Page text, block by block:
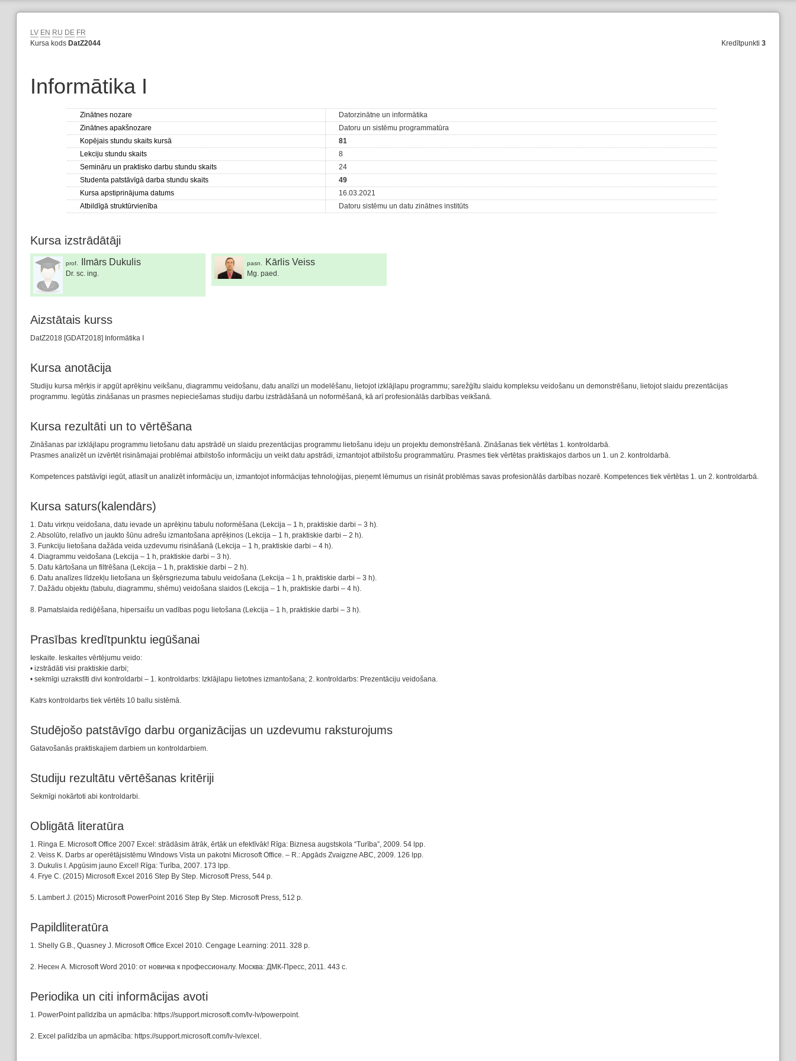
LV EN RU DE FR
Kursa kods DatZ2044 Kredītpunkti3
Informātika I
Zinātnes nozare
Datorzinātne un informātika
Zinātnes apakšnozare
Datoru un sistēmu programmatūra
Kopējais stundu skaits kursā
81
Lekciju stundu skaits
8
Semināru un praktisko darbu stundu skaits
24
Studenta patstāvīgā darba stundu skaits
49
Kursa apstiprinājuma datums
16.03.2021
Atbildīgā struktūrvienība
Datoru sistēmu un datu zinātnes institūts
Kursa izstrādātāji
prof. Ilmārs Dukulis
Dr. sc. ing.
pasn. Kārlis Veiss
Mg. paed.
Aizstātais kurss
DatZ2018 [GDAT2018] Informātika I
Kursa anotācija
Studiju kursa mērķis ir apgūt aprēķinu veikšanu, diagrammu veidošanu, datu analīzi un modelēšanu, lietojot izklājlapu programmu; sarežģītu slaidu kompleksu veidošanu un demonstrēšanu, lietojot slaidu prezentācijas
programmu. Iegūtās zināšanas un prasmes nepieciešamas studiju darbu izstrādāšanā un noformēšanā, kā arī profesionālās darbības veikšanā.
Kursa rezultāti un to vērtēšana
Zināšanas par izklājlapu programmu lietošanu datu apstrādē un slaidu prezentācijas programmu lietošanu ideju un projektu demonstrēšanā. Zināšanas tiek vērtētas 1. kontroldarbā.
Prasmes analizēt un izvērtēt risināmajai problēmai atbilstošo informāciju un veikt datu apstrādi, izmantojot atbilstošu programmatūru. Prasmes tiek vērtētas praktiskajos darbos un 1. un 2. kontroldarbā.
Kompetences patstāvīgi iegūt, atlasīt un analizēt informāciju un, izmantojot informācijas tehnoloģijas, pieņemt lēmumus un risināt problēmas savas profesionālās darbības nozarē. Kompetences tiek vērtētas 1. un 2. kontroldarbā.
Kursa saturs(kalendārs)
1. Datu virkņu veidošana, datu ievade un aprēķinu tabulu noformēšana (Lekcija – 1 h, praktiskie darbi – 3 h).
2. Absolūto, relatīvo un jaukto šūnu adrešu izmantošana aprēķinos (Lekcija – 1 h, praktiskie darbi – 2 h).
3. Funkciju lietošana dažāda veida uzdevumu risināšanā (Lekcija – 1 h, praktiskie darbi – 4 h).
4. Diagrammu veidošana (Lekcija – 1 h, praktiskie darbi – 3 h).
5. Datu kārtošana un filtrēšana (Lekcija – 1 h, praktiskie darbi – 2 h).
6. Datu analīzes līdzekļu lietošana un šķērsgriezuma tabulu veidošana (Lekcija – 1 h, praktiskie darbi – 3 h).
7. Dažādu objektu (tabulu, diagrammu, shēmu) veidošana slaidos (Lekcija – 1 h, praktiskie darbi – 4 h).
8. Pamatslaida rediģēšana, hipersaišu un vadības pogu lietošana (Lekcija – 1 h, praktiskie darbi – 3 h).
Prasības kredītpunktu iegūšanai
Ieskaite. Ieskaites vērtējumu veido:
• izstrādāti visi praktiskie darbi;
• sekmīgi uzrakstīti divi kontroldarbi – 1. kontroldarbs: Izklājlapu lietotnes izmantošana; 2. kontroldarbs: Prezentāciju veidošana.
Katrs kontroldarbs tiek vērtēts 10 ballu sistēmā.
Studējošo patstāvīgo darbu organizācijas un uzdevumu raksturojums
Gatavošanās praktiskajiem darbiem un kontroldarbiem.
Studiju rezultātu vērtēšanas kritēriji
Sekmīgi nokārtoti abi kontroldarbi.
Obligātā literatūra
1. Ringa E. Microsoft Office 2007 Excel: strādāsim ātrāk, ērtāk un efektīvāk! Rīga: Biznesa augstskola “Turība”, 2009. 54 lpp.
2. Veiss K. Darbs ar operētājsistēmu Windows Vista un pakotni Microsoft Office. – R.: Apgāds Zvaigzne ABC, 2009. 126 lpp.
3. Dukulis I. Apgūsim jauno Excel! Rīga: Turība, 2007. 173 lpp.
4. Frye C. (2015) Microsoft Excel 2016 Step By Step. Microsoft Press, 544 p.
5. Lambert J. (2015) Microsoft PowerPoint 2016 Step By Step. Microsoft Press, 512 p.
Papildliteratūra
1. Shelly G.B., Quasney J. Microsoft Office Excel 2010. Cengage Learning: 2011. 328 p.
2. Несен А. Microsoft Word 2010: от новичка к профессионалу. Москва: ДМК-Пресс, 2011. 443 с.
Periodika un citi informācijas avoti
1. PowerPoint palīdzība un apmācība: https://support.microsoft.com/lv-lv/powerpoint.
2. Excel palīdzība un apmācība: https://support.microsoft.com/lv-lv/excel.